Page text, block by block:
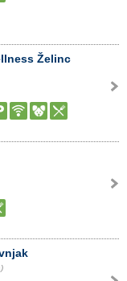
Želinc